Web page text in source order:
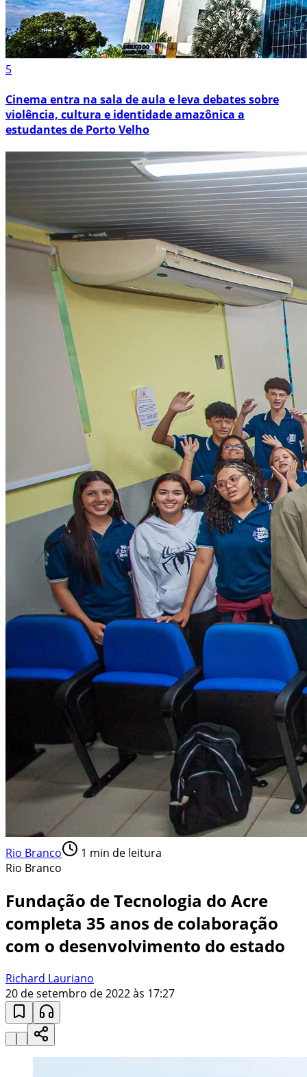
5
Cinema entra na sala de aula e leva debates sobre
violência, cultura e identidade amazônica a
estudantes de Porto Velho
Rio Branco 1 min de leitura
Rio Branco
Fundação de Tecnologia do Acre
completa 35 anos de colaboração
com o desenvolvimento do estado
Richard Lauriano
20 de setembro de 2022 às 17:27